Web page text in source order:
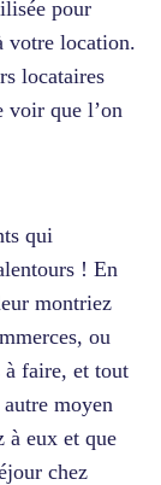
pour
votre location.
locataires
voir que l’on
qui
! En
montriez
ou
à faire, et tout
moyen
à eux et que
chez